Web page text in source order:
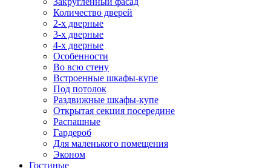
Количество дверей
2-х дверные
3-х дверные
4-х дверные
Особенности
Во всю стену
Встроенные шкафы-купе
Под потолок
Раздвижные шкафы-купе
Открытая секция посередине
Распашные
Гардероб
Для маленького помещения
Эконом
Гостиные